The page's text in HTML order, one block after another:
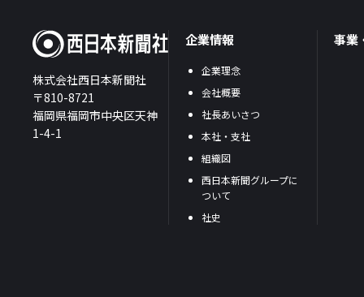
株式会社西日本新聞社
〒810-8721
福岡県福岡市中央区天神
1-4-1
企業情報
企業理念
会社概要
社長あいさつ
本社・支社
組織図
西日本新聞グループに
ついて
社史
事業